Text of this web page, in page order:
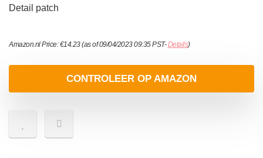
Detail patch
Amazon.nl Price:€14.23(as of 09/04/2023 09:35 PST-Details)
CONTROLEER OP AMAZON